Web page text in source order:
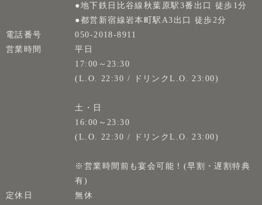
●地下鉄日比谷線秋葉原駅3番出口 徒歩1分
●都営新宿線岩本町駅A3出口 徒歩2分
電話番号
050-2018-8911
営業時間
平日
17:00～23:30
(L.O. 22:30 / ドリンクL.O. 23:00)
土・日
16:00～23:30
(L.O. 22:30 / ドリンクL.O. 23:00)
※営業時間前も宴会可能！(早割・遅割特典
有)
定休日
無休